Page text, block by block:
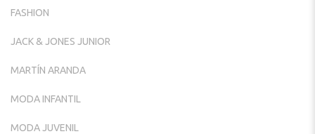
FASHION
JACK & JONES JUNIOR
MARTÍN ARANDA
MODA INFANTIL
MODA JUVENIL